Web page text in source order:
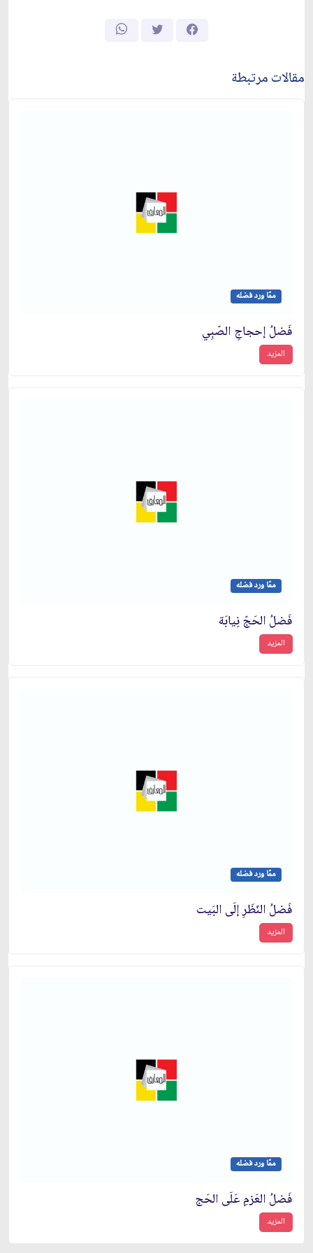
مقالات مرتبطة
ممّا ورد فضله
فَضلُ إحجاجِ الصّبِي
المزيد
ممّا ورد فضله
فَضلُ الحَجّ نِيابَة
المزيد
ممّا ورد فضله
فَضلُ النّظَرِ إلَى البَيت
المزيد
ممّا ورد فضله
فَضلُ العَزمِ عَلَى الحَج
المزيد